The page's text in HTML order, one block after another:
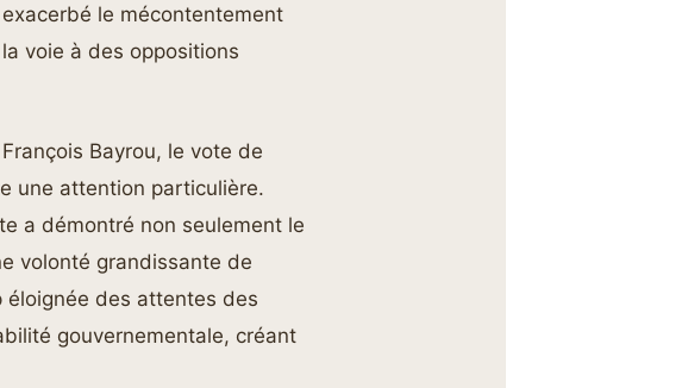
le mécontentement
voie à des oppositions
Bayrou, le vote de
une attention particulière.
a démontré non seulement le
volonté grandissante de
éloignée des attentes des
gouvernementale, créant